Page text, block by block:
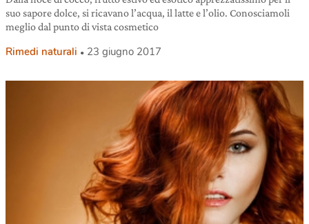
suo sapore dolce, si ricavano l’acqua, il latte e l’olio. Conosciamoli
meglio dal punto di vista cosmetico
Rimedi naturali 23 giugno 2017